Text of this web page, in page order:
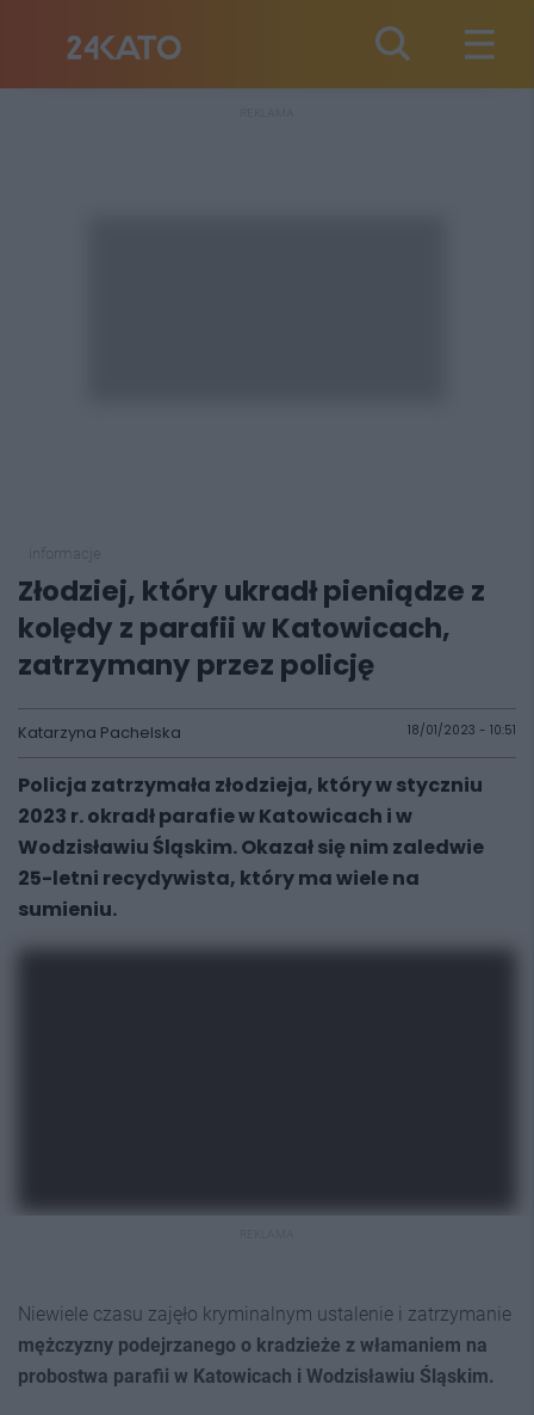
Złodziej, który ukradł pieniądze z
kolędy z parafii w Katowicach,
zatrzymany przez policję
Katarzyna Pachelska 18/01/2023 - 10:51
Policja zatrzymała złodzieja, który w styczniu
2023 r. okradł parafie w Katowicach i w
Wodzisławiu Śląskim. Okazał się nim zaledwie
25-letni recydywista, który ma wiele na
sumieniu.
Niewiele czasu zajęło kryminalnym ustalenie i zatrzymanie
mężczyzny podejrzanego o kradzieże z włamaniem na
probostwa parafii w Katowicach i Wodzisławiu Śląskim.